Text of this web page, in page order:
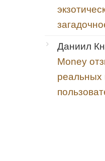
Даниил
Money
реальных